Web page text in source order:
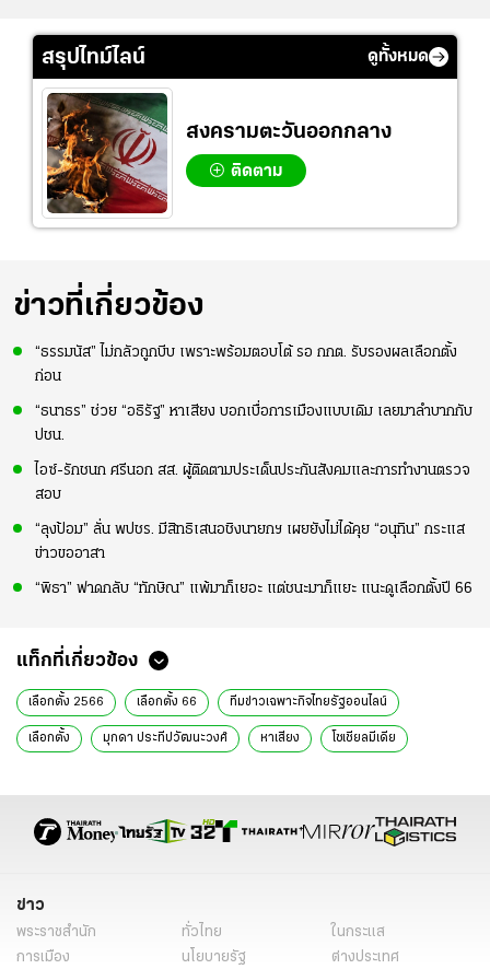
สรุปไทม์ไลน์ ดูทั้งหมด
สงครามตะวันออกกลาง
ติดตาม
ข่าวที่เกี่ยวข้อง
“ธรรมนัส” ไม่กลัวถูกบีบ เพราะพร้อมตอบโต้ รอ กกต. รับรองผลเลือกตั้ง
ก่อน
“ธนาธร” ช่วย “อธิรัฐ” หาเสียง บอกเบื่อการเมืองแบบเดิม เลยมาลำบากกับ
ปชน.
ไอซ์-รักชนก ศรีนอก สส. ผู้ติดตามประเด็นประกันสังคมและการทำงานตรวจ
สอบ
“ลุงป้อม” ลั่น พปชร. มีสิทธิเสนอชิงนายกฯ เผยยังไม่ได้คุย “อนุทิน” กระแส
ข่าวขออาสา
“พิธา” ฟาดกลับ “ทักษิณ” แพ้มาก็เยอะ แต่ชนะมาก็แยะ แนะดูเลือกตั้งปี 66
แท็กที่เกี่ยวข้อง
เลือกตั้ง 2566 เลือกตั้ง 66 ทีมข่าวเฉพาะกิจไทยรัฐออนไลน์
เลือกตั้ง มุกดา ประทีปวัฒนะวงศ์ หาเสียง โซเชียลมีเดีย
แพลตฟอร์ม ยุบสภา ยุบสภา 2566
ข่าวเลือกตั้ง
Youtube Shots Video เซลฟี่ New Voter
ข่าว
พระราชสำนัก ทั่วไทย
ในกระแส
การเมือง
นโยบายรัฐ
ต่างประเทศ